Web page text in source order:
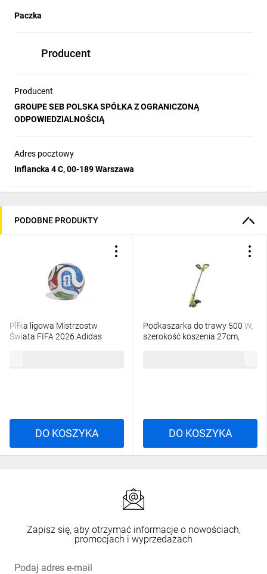
Paczka
Producent
Producent
GROUPE SEB POLSKA SPÓŁKA Z OGRANICZONĄ
ODPOWIEDZIALNOŚCIĄ
Adres pocztowy
Inflancka 4 C, 00-189 Warszawa
PODOBNE PRODUKTY
Piłka ligowa Mistrzostw
Świata FIFA 2026 Adidas
DO KOSZYKA
Podkaszarka do trawy 500 W,
szerokość koszenia 27cm,
DO KOSZYKA
Zapisz się, aby otrzymać informacje o nowościach,
promocjach i wyprzedażach
Podaj adres e-mail